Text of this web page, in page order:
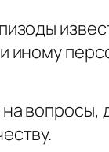
иному